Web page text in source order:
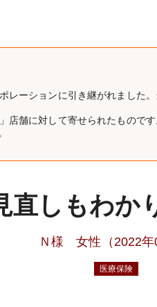
レーションに引き継がれまし
舗に対して寄せられたもので
直しもわか
Ｎ様 女性（2022年
医療保険